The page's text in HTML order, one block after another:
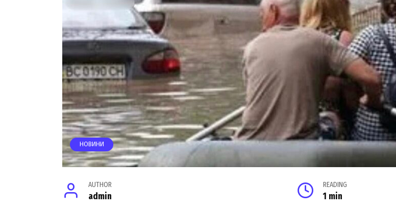
НОВИНИ
AUTHOR
admin
READING
1 min